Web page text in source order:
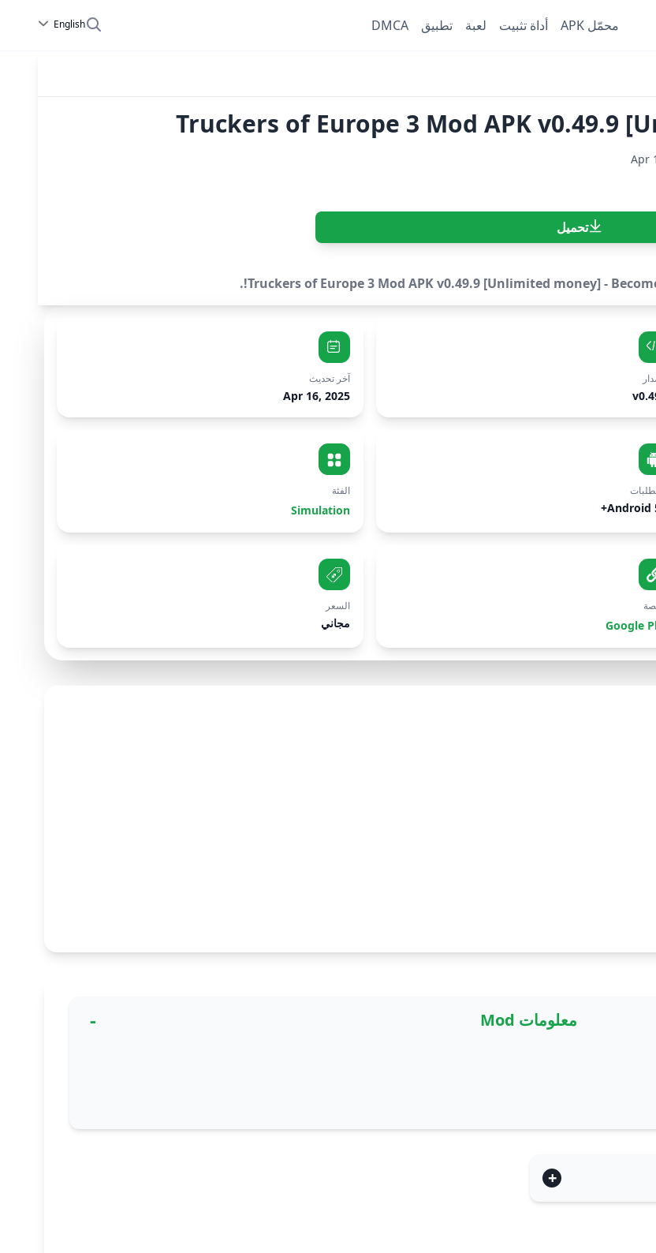
محمّل APK أداة تثبيت لعبة تطبيق DMCA
English
Truckers of Europe 3 Mod APK v0.49.9
Apr
تحميل
آخر تحديث
Apr 16, 2025
Android
الفئة
Simulation
Google
السعر
مجاني
معلومات Mod